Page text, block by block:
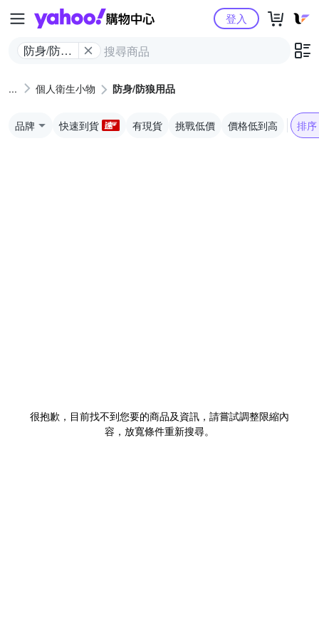
Yahoo購物中心
防身/防狼
登入
個人衛生小物 防身/防狼用品
品牌 快速到貨 有現貨 挑戰低價 價格低到高 排序
很抱歉，目前找不到您要的商品及資訊，請嘗試調整限縮內
容，放寬條件重新搜尋。